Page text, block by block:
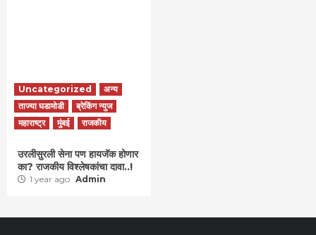
Uncategorized
अन्य
ताज्या घडामोडी
ब्रेकिंग न्युज
महाराष्ट्र
मुंबई राजकीय
उरलीसुरली सेना पण हायजॅक होणार
का? राजकीय विश्लेषकांचा दावा..!
1 year ago Admin